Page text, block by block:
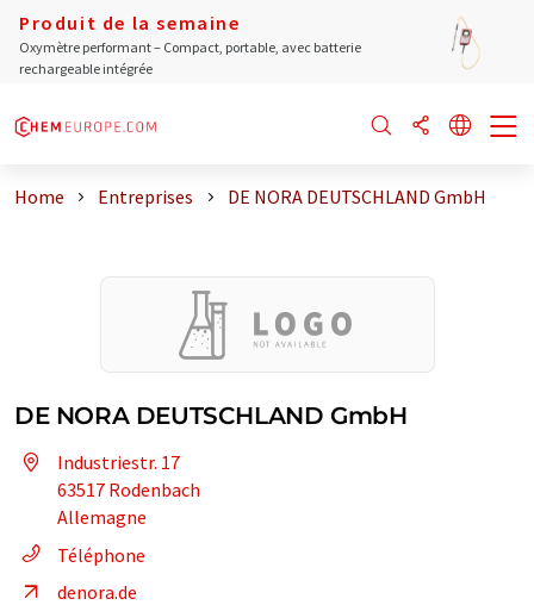
Produit de la semaine
Oxymètre performant – Compact, portable, avec batterie
rechargeable intégrée
Home Entreprises DE NORA DEUTSCHLAND GmbH
DE NORA DEUTSCHLAND GmbH
Industriestr. 17
63517 Rodenbach
Allemagne
Téléphone
denora.de